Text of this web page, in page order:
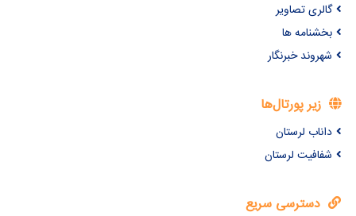
گالری تصاویر
بخشنامه ها
شهروند خبرنگار
زیر پورتال‌ها
داناب لرستان
شفافیت لرستان
دسترسی سریع